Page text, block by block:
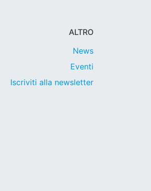
ALTRO
News
Eventi
Iscriviti alla newsletter